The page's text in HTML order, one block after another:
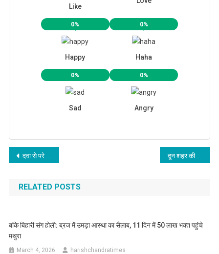
Like
0%
Happy
0%
Haha
0%
Sad
0%
Angry
Post
navigation
दवा से परे टीबी का उपचार
RELATED POSTS
बांके बिहारी संग होली: ब्रज में उमड़ा आस्था का सैलाब, 11 दिन में 50 लाख भक्त पहुंचे
मथुरा
March 4, 2026 harishchandratimes